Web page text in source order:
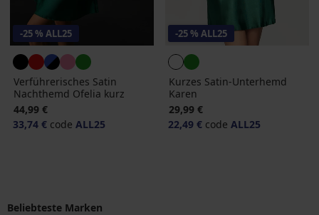
-25 % ALL25
Verführerisches Satin
Nachthemd Ofelia kurz
44,99 €
33,74 € code ALL25
-25 % ALL25
Kurzes Satin-Unterhemd
Karen
29,99 €
22,49 € code ALL25
Beliebteste Marken